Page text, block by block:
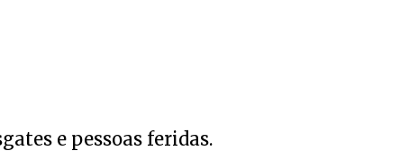
e pessoas feridas.